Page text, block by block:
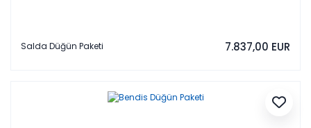
Salda Düğün Paketi 7.837,00 EUR